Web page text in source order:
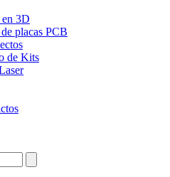
3D
placas PCB
de Kits